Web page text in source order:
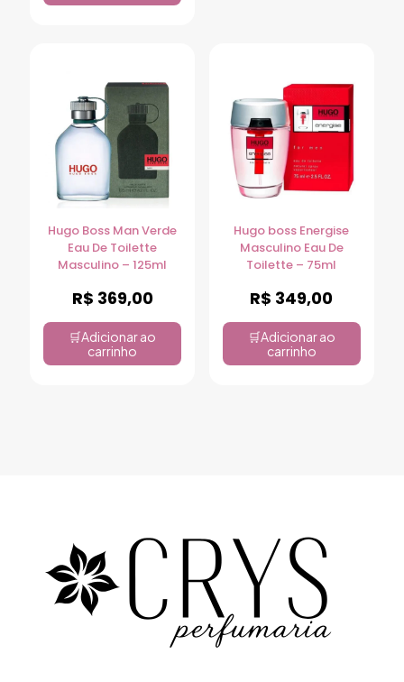
Hugo Boss Man Verde
Eau De Toilette
Masculino – 125ml
R$ 369,00
Adicionar ao
carrinho
Hugo boss Energise
Masculino Eau De
Toilette – 75ml
R$ 349,00
Adicionar ao
carrinho